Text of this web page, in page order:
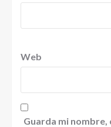
Web
Guarda mi